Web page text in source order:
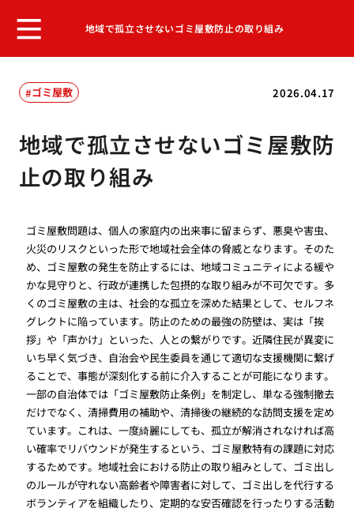
地域で孤立させないゴミ屋敷防止の取り組み
2026.04.17
ゴミ屋敷
地域で孤立させないゴミ屋敷防
止の取り組み
ゴミ屋敷問題は、個人の家庭内の出来事に留まらず、悪臭や害虫、
火災のリスクといった形で地域社会全体の脅威となります。そのた
め、ゴミ屋敷の発生を防止するには、地域コミュニティによる緩や
かな見守りと、行政が連携した包摂的な取り組みが不可欠です。多
くのゴミ屋敷の主は、社会的な孤立を深めた結果として、セルフネ
グレクトに陥っています。防止のための最強の防壁は、実は「挨
拶」や「声かけ」といった、人との繋がりです。近隣住民が異変に
いち早く気づき、自治会や民生委員を通じて適切な支援機関に繋げ
ることで、事態が深刻化する前に介入することが可能になります。
一部の自治体では「ゴミ屋敷防止条例」を制定し、単なる強制撤去
だけでなく、清掃費用の補助や、清掃後の継続的な訪問支援を定め
ています。これは、一度綺麗にしても、孤立が解消されなければ高
い確率でリバウンドが発生するという、ゴミ屋敷特有の課題に対応
するためです。地域社会における防止の取り組みとして、ゴミ出し
のルールが守れない高齢者や障害者に対して、ゴミ出しを代行する
ボランティアを組織したり、定期的な安否確認を行ったりする活動